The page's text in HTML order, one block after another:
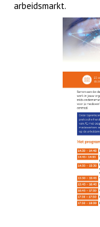
arbeidsmarkt.